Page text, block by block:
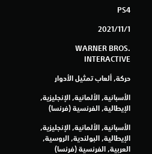
ي
4
PS4
1‏/11‏/2021
WARNER BROS.
INTERACTIVE
حركة, ألعاب تمثيل الأدوار
الأسبانية, الألمانية, الإنجليزية,
الإيطالية, الفرنسية (فرنسا)
الأسبانية, الألمانية, الإنجليزية,
الإيطالية, البولندية, الروسية,
العربية, الفرنسية (فرنسا)